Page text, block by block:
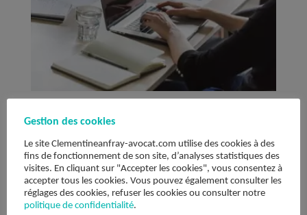
Simplifications pour vos
fusions et réorganisations
en 2020
par Clémentine Anfray | Fév 6, 2020 |Archives
Gestion des cookies
Le site Clementineanfray-avocat.com utilise des cookies à des
fins de fonctionnement de son site, d’analyses statistiques des
visites. En cliquant sur "Accepter les cookies", vous consentez à
accepter tous les cookies. Vous pouvez également consulter les
réglages des cookies, refuser les cookies ou consulter notre
politique de confidentialité.